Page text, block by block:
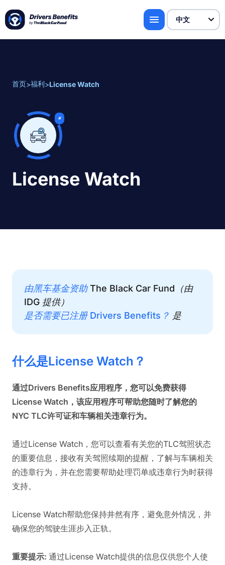
首页>福利>License Watch
新
License Watch
由黑车基金资助 The Black Car Fund（由
IDG 提供）
是否需要已注册 Drivers Benefits？ 是
什么是License Watch？
通过Drivers Benefits应用程序，您可以免费获得
License Watch，该应用程序可帮助您随时了解您的
NYC TLC许可证和车辆相关违章行为。
通过License Watch，您可以查看有关您的TLC驾照状态
的重要信息，接收有关驾照续期的提醒，了解与车辆相关
的违章行为，并在您需要帮助处理罚单或违章行为时获得
支持。
License Watch帮助您保持井然有序，避免意外情况，并
确保您的驾驶生涯步入正轨。
重要提示: 通过License Watch提供的信息仅供您个人使